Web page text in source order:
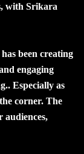
with Srikara
been creating
engaging
Especially as
corner. The
audiences,